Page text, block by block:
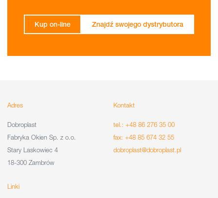
Kup on-line Znajdź swojego dystrybutora
Adres
Dobroplast
Fabryka Okien Sp. z o.o.
Stary Laskowiec 4
18-300 Zambrów
Kontakt
tel.: +48 86 276 35 00
fax: +48 85 674 32 55
dobroplast@dobroplast.pl
Linki